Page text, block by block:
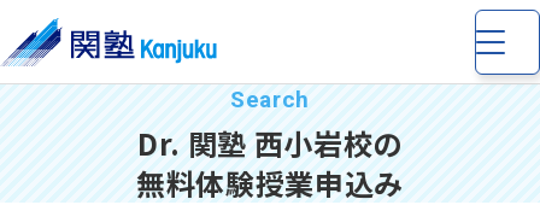
Dr. 関塾 西小岩校の
無料体験授業申込み